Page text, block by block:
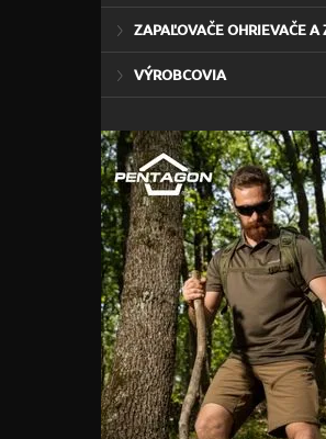
ZAPAĽOVAČE OHRIEVAČE A
VÝROBCOVIA